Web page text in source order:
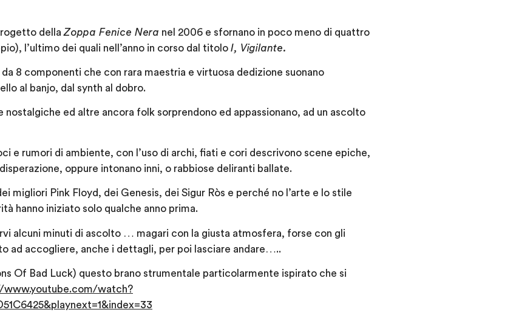
dellaZoppa Fenice Nera nel 2006 e sfornano in poco meno di quattro
l’ultimo dei quali nell’anno in corso dal titolo I, Vigilante.
8 componenti che con rara maestria e virtuosa dedizione suonano
al banjo, dal synth al dobro.
ed altre ancora folk sorprendono ed appassionano, ad un ascolto
e rumori di ambiente, con l’uso di archi, fiati e cori descrivono scene epiche,
oppure intonano inni, o rabbiose deliranti ballate.
migliori Pink Floyd, dei Genesis, dei Sigur Ròs e perché no l’arte e lo stile
hanno iniziato solo qualche anno prima.
alcuni minuti di ascolto … magari con la giusta atmosfera, forse con gli
ad accogliere, anche i dettagli, per poi lasciare andare…..
Of Bad Luck) questo brano strumentale particolarmente ispirato che si
www.youtube.com/watch?